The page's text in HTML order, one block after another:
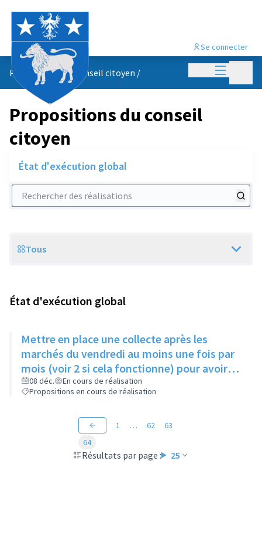
Menu
Se connecter
Propositions du conseil citoyen /
Propositions du conseil
citoyen
État d'exécution global
Rechercher des réalisations
Scope
Tous
État d'exécution global
Mettre en place une collecte après les
marchés du vendredi au moins une fois par
mois (voir 2 si cela fonctionne) pour avoir
des produits frais pour l'Epice'Rill
08 déc.
En cours de réalisation
Propositions en cours de réalisation
Résultats par page : 25
1 … 62
63
64